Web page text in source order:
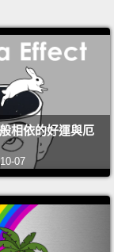
相依的好運與厄
07